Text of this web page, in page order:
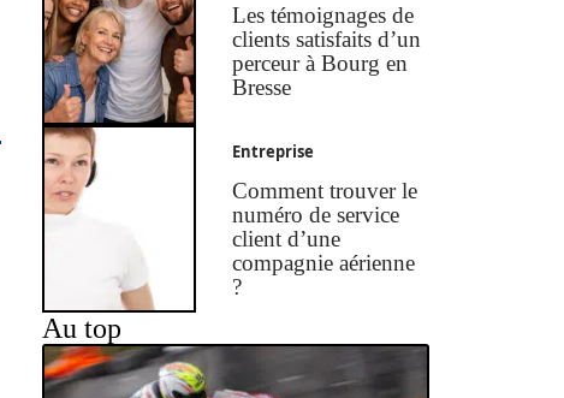
Les témoignages de
clients satisfaits d’un
perceur à Bourg en
Bresse
Entreprise
Comment trouver le
numéro de service
client d’une
compagnie aérienne
?
Au top